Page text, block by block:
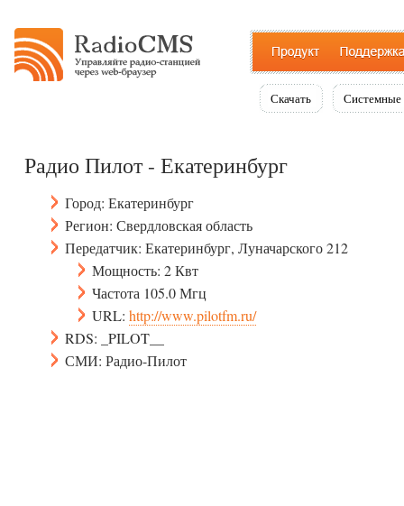
Скачать Системные
Радио Пилот - Екатеринбург
Город: Екатеринбург
Регион: Свердловская область
Передатчик: Екатеринбург, Луначарского 212
Мощность: 2 Квт
Частота 105.0 Мгц
URL: http://www.pilotfm.ru/
RDS: _PILOT__
СМИ: Радио-Пилот